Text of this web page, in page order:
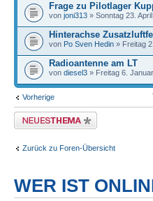
Frage zu Pilotlager
von joni313 » Sonntag 23.
Hinterachse
von Po Sven Hedin » Freitag
Radioantenne am LT
von diesel3 » Freitag 6.
Vorherige
Neues Thema erstellen
Zurück zu Foren-Übersicht
WER IST